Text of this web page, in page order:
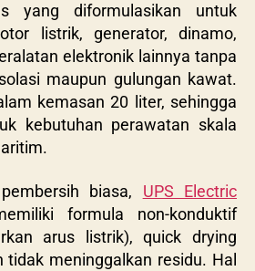
yang diformulasikan untuk
listrik, generator, dinamo,
elektronik lainnya tanpa
maupun gulungan kawat.
kemasan 20 liter, sehingga
kebutuhan perawatan skala
biasa, UPS Electric
formula non-konduktif
arus listrik), quick drying
tidak meninggalkan residu. Hal